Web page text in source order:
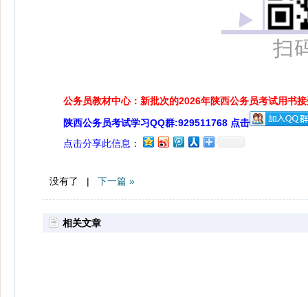
扫
公务员教材中心：新批次的2026年陕西公务员考试用书
陕西公务员考试学习QQ群:929511768 点击
点击分享此信息：
没有了 | 下一篇 »
相关文章